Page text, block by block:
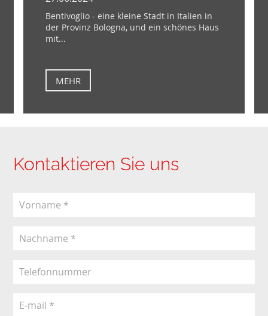
Bentivoglio - eine kleine Stadt in Italien in
der Provinz Bologna, und ein schönes Haus
mit...
MEHR
Kontaktieren Sie uns